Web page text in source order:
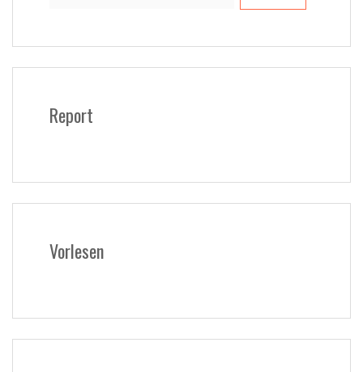
Report
Vorlesen